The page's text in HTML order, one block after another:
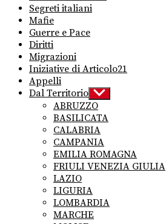
Segreti italiani
Mafie
Guerre e Pace
Diritti
Migrazioni
Iniziative di Articolo21
Appelli
Dal Territorio Show
sub
menu
ABRUZZO
BASILICATA
CALABRIA
CAMPANIA
EMILIA ROMAGNA
FRIULI VENEZIA GIULIA
LAZIO
LIGURIA
LOMBARDIA
MARCHE